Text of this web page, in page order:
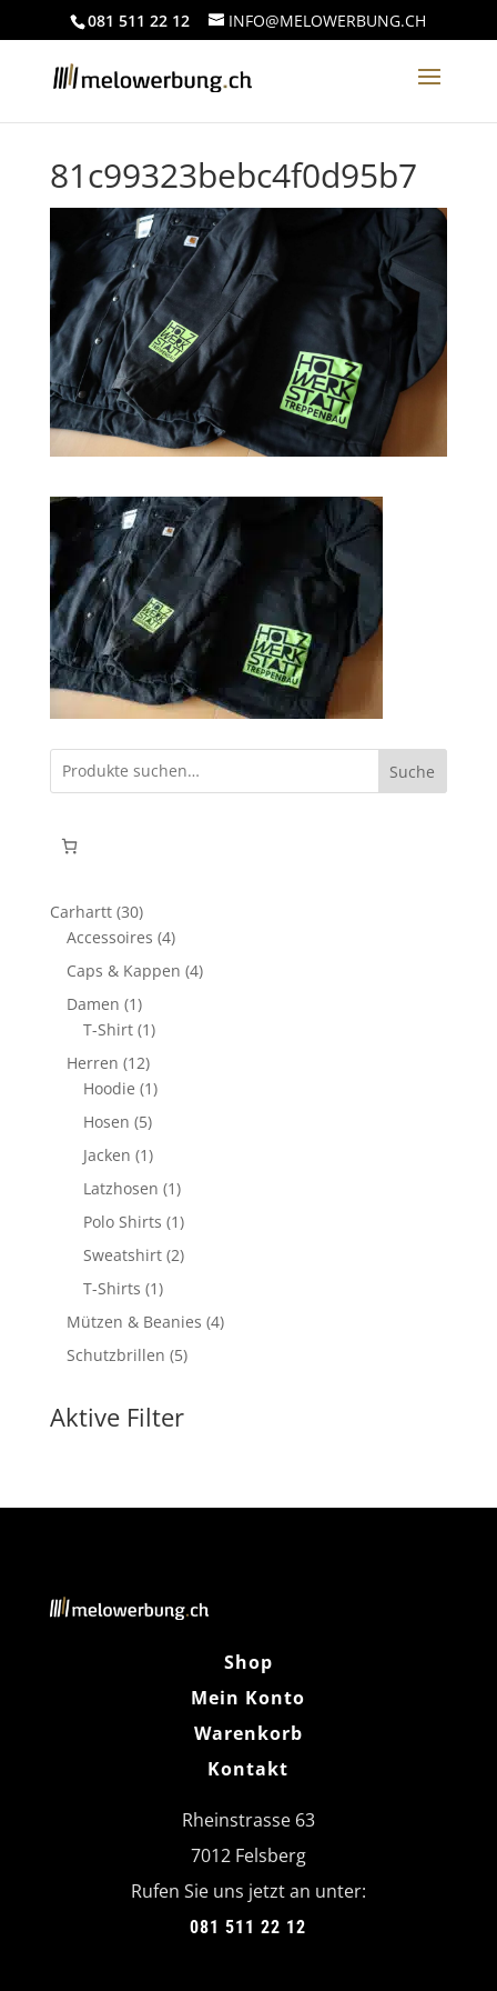
081 511 22 12 INFO@MELOWERBUNG.CH
81c99323bebc4f0d95b7
Suche
Carhartt 3030
Produkte
Accessoires 44
Produkte
Caps & Kappen 44
Damen 11
Produkt
T-Shirt 11
Herren 1212
Produkte
Hoodie 11
Hosen 55
Produkte
Jacken 11
Produkt
Latzhosen 11
Produkt
Polo Shirts 11
Produkt
Sweatshirt 22
T-Shirts 11
Produkt
Mützen & Beanies 44
Schutzbrillen 55
Aktive Filter
Shop
Mein Konto
Warenkorb
Kontakt
Rheinstrasse 63
7012 Felsberg
Rufen Sie uns jetzt an unter:
081 511 22 12